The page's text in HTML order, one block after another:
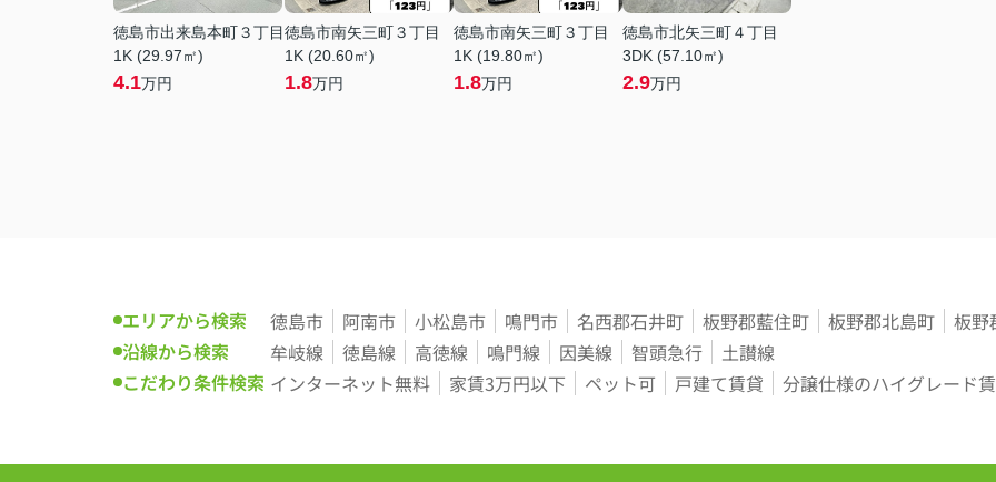
徳島市出来島本町３丁目
1K (29.97㎡)
4.1万円
徳島市南矢三町３丁目
1K (20.60㎡)
1.8万円
徳島市南矢三町３丁目
1K (19.80㎡)
1.8万円
徳島市北矢三町４丁目
3DK (57.10㎡)
2.9万円
エリアから検索 徳島市 阿南市 小松島市 鳴門市 名西郡石井町 板野郡藍住町 板野郡北島町 板野
沿線から検索
牟岐線 徳島線 高徳線 鳴門線 因美線 智頭急行
土讃線
こだわり条件検索 インターネット無料 家賃3万円以下 ペット可 戸建て賃貸 分譲仕様のハイグレード